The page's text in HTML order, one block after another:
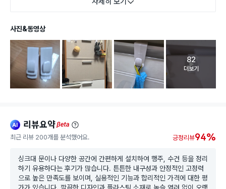
사진&동영상
고객 리뷰
82
더보기
ai 리뷰요약beta
최근 리뷰 200개를 분석했어요. 긍정리뷰94%
싱크대 문이나 다양한 공간에 간편하게 설치하여 행주, 수건 등을 정리
하기 유용하다는 후기가 많습니다. 튼튼한 내구성과 안정적인 고정력
으로 높은 만족도를 보이며, 실용적인 기능과 합리적인 가격에 대한 평